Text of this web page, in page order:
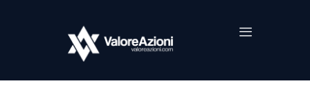
Home
Investimenti
Borsa